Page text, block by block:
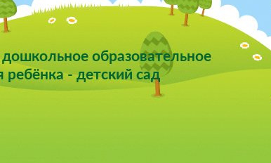
образовательное
- детский сад